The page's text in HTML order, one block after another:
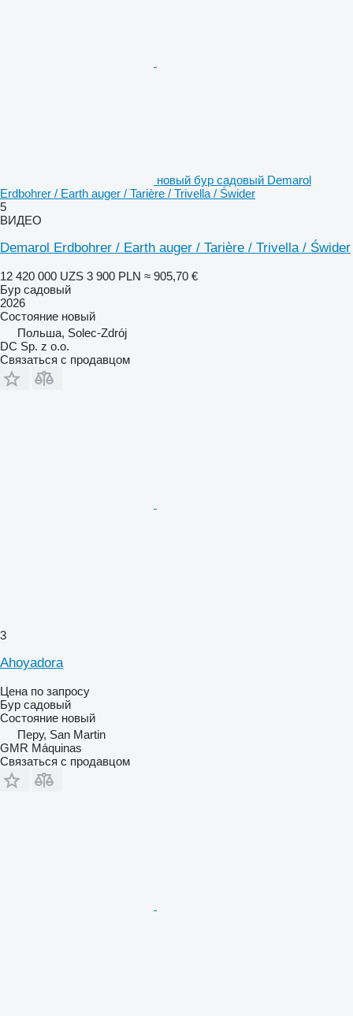
новый бур садовый Demarol
Erdbohrer / Earth auger / Tarière / Trivella / Świder
5
ВИДЕО
Demarol Erdbohrer / Earth auger / Tarière / Trivella / Świder
12 420 000 UZS 3 900 PLN ≈ 905,70 €
Бур садовый
2026
Состояние новый
Польша, Solec-Zdrój
DC Sp. z o.o.
Связаться с продавцом
3
Ahoyadora
Цена по запросу
Бур садовый
Состояние новый
Перу, San Martin
GMR Máquinas
Связаться с продавцом